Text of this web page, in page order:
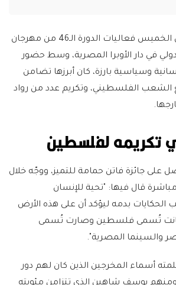
انطلقت مساء أمس الخميس فعاليات الدورة الـ46 من مهرجان
في دار الأوبرا المصرية، وسط حضور
وسياسية بارزة، كان أبرزها تضامن
الشعب الفلسطيني، وتكريم عدد من رواد
تكريمه لفلسطين
على جائزة فاتن حمامة للتميز، ووجّه خلال
قال فيها: "تحية للإنسان
الحكايات بدمه ليؤكد أن على هذه الأرض
كانت تُسمى فلسطين وصارت تُسمى
المصرية".
أسماء المخرجين الذين كان لهم دور